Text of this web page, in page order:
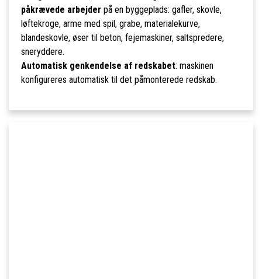
påkrævede arbejder på en byggeplads: gafler, skovle,
løftekroge, arme med spil, grabe, materialekurve,
blandeskovle, øser til beton, fejemaskiner, saltspredere,
sneryddere.
Automatisk genkendelse af redskabet: maskinen
konfigureres automatisk til det påmonterede redskab.